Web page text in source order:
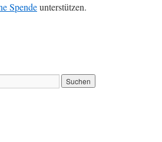
Spendeunterstützen.